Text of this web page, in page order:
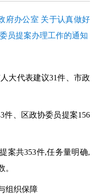
府办公室 关于认真做好
员提案办理工作的通知
大代表建议31件、市政
件、区政协委员提案156
案共353件,任务量明确,
。
组织保障